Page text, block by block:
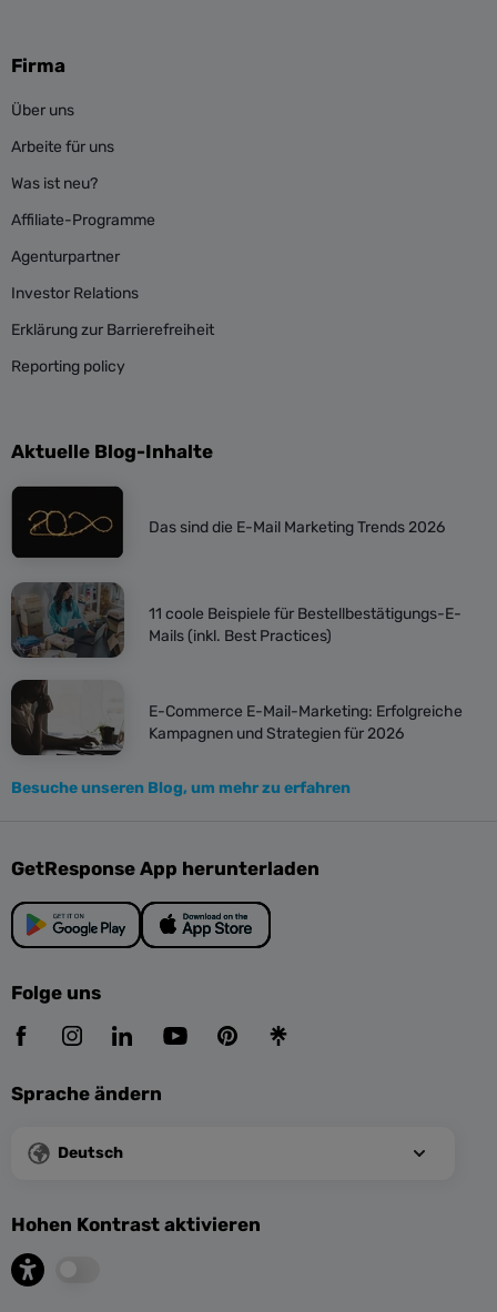
Firma
Über uns
Arbeite für uns
Was ist neu?
Affiliate-Programme
Agenturpartner
Investor Relations
Erklärung zur Barrierefreiheit
Reporting policy
Aktuelle Blog-Inhalte
Das sind die E-Mail Marketing Trends 2026
11 coole Beispiele für Bestellbestätigungs-E-
Mails (inkl. Best Practices)
E-Commerce E-Mail-Marketing: Erfolgreiche
Kampagnen und Strategien für 2026
Besuche unseren Blog, um mehr zu erfahren
GetResponse App herunterladen
Folge uns
Sprache ändern
Deutsch
Hohen Kontrast aktivieren